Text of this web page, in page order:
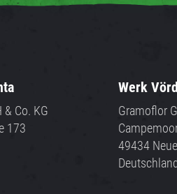
Co. KG
173
Werk
Gramoflor
49434
Deutschland